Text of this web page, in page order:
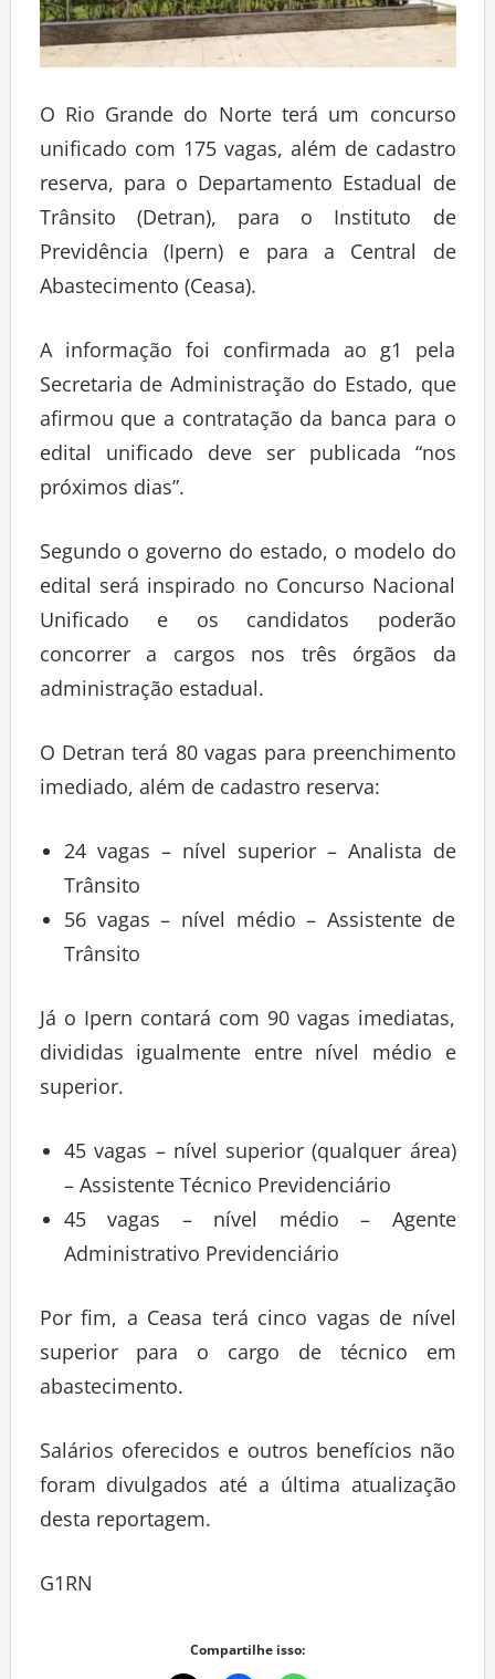
O Rio Grande do Norte terá um concurso
unificado com 175 vagas, além de cadastro
reserva, para o Departamento Estadual de
Trânsito (Detran), para o Instituto de
Previdência (Ipern) e para a Central de
Abastecimento (Ceasa).
A informação foi confirmada ao g1 pela
Secretaria de Administração do Estado, que
afirmou que a contratação da banca para o
edital unificado deve ser publicada “nos
próximos dias”.
Segundo o governo do estado, o modelo do
edital será inspirado no Concurso Nacional
Unificado e os candidatos poderão
concorrer a cargos nos três órgãos da
administração estadual.
O Detran terá 80 vagas para preenchimento
imediado, além de cadastro reserva:
24 vagas – nível superior – Analista de
Trânsito
56 vagas – nível médio – Assistente de
Trânsito
Já o Ipern contará com 90 vagas imediatas,
divididas igualmente entre nível médio e
superior.
45 vagas – nível superior (qualquer área)
– Assistente Técnico Previdenciário
45 vagas – nível médio – Agente
Administrativo Previdenciário
Por fim, a Ceasa terá cinco vagas de nível
superior para o cargo de técnico em
abastecimento.
Salários oferecidos e outros benefícios não
foram divulgados até a última atualização
desta reportagem.
G1RN
Compartilhe isso: